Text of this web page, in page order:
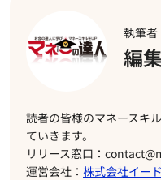
執筆者
編
読者の皆様のマネースキ
ていきます。
リリース窓口：
運営会社： 株式会社イード